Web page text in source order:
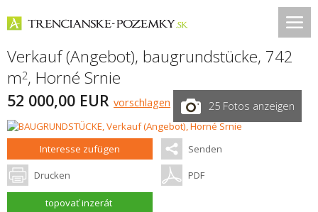
Verkauf (Angebot), baugrundstücke, 742
m2, Horné Srnie
52 000,00 EUR vorschlagen 25 Fotos anzeigen
Interesse zufügen Senden
Drucken PDF
topovať inzerát